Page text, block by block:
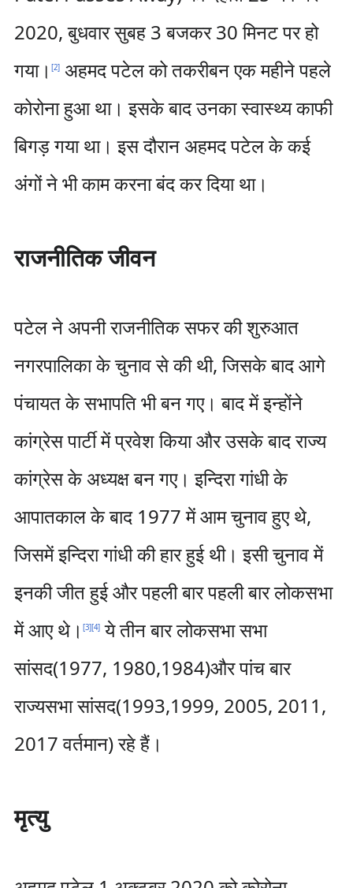
2020, बुधवार सुबह 3 बजकर 30 मिनट पर हो
गया। [2]अहमद पटेल को तकरीबन एक महीने पहले
कोरोना हुआ था। इसके बाद उनका स्वास्थ्य काफी
बिगड़ गया था। इस दौरान अहमद पटेल के कई
अंगों ने भी काम करना बंद कर दिया था।
राजनीतिक जीवन
पटेल ने अपनी राजनीतिक सफर की शुरुआत
नगरपालिका के चुनाव से की थी, जिसके बाद आगे
पंचायत के सभापति भी बन गए। बाद में इन्होंने
कांग्रेस पार्टी में प्रवेश किया और उसके बाद राज्य
कांग्रेस के अध्यक्ष बन गए। इन्दिरा गांधी के
आपातकाल के बाद 1977 में आम चुनाव हुए थे,
जिसमें इन्दिरा गांधी की हार हुई थी। इसी चुनाव में
इनकी जीत हुई और पहली बार पहली बार लोकसभा
में आए थे। [3][4]ये तीन बार लोकसभा सभा
सांसद(1977, 1980,1984)और पांच बार
राज्यसभा सांसद(1993,1999, 2005, 2011,
2017 वर्तमान) रहे हैं।
मृत्यु